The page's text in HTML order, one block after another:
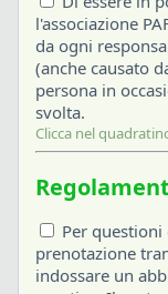
l'associazione
da ogni
(anche causato
persona in
svolta.
Clicca nel
Per
prenotazione
indossare un